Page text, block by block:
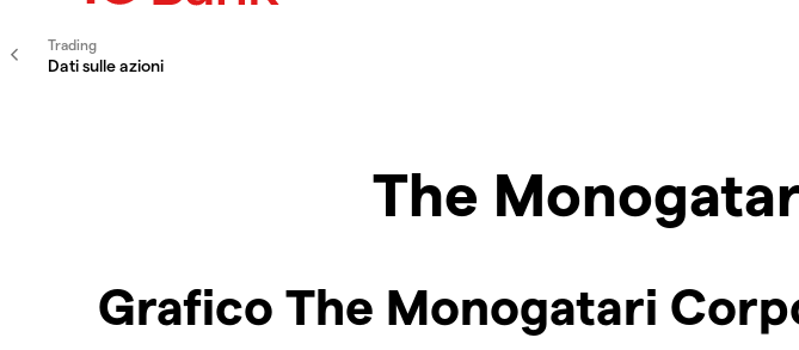
Trading
Dati sulle azioni
The
Grafico The Monogatari